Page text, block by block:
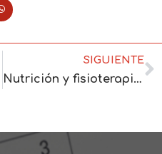
SIGUIENTE
Nutrición y fisioterapia: cómo mejorar tu recuperación diaria